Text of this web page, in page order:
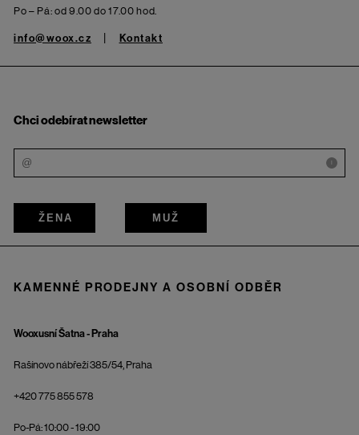
Po – Pá: od 9.00 do 17.00 hod.
info@woox.cz Kontakt
Chci odebírat newsletter
i
ŽENA MUŽ
KAMENNÉ PRODEJNY A OSOBNÍ ODBĚR
Wooxusní Šatna - Praha
Rašínovo nábřeží 385/54, Praha
+420 775 855 578
Po-Pá: 10:00 - 19:00